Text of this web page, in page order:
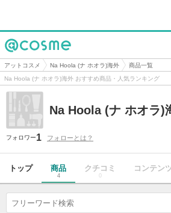
@cosme
アットコスメ Na Hoola (ナ ホオラ)海外
商品一覧
Na Hoola (ナ ホオラ)海外 おすすめ商品・人気ランキング
Na Hoola (ナ ホオラ)
フォロワー1 フォローとは？
トップ 商品
4
クチコミ
0
コンテン